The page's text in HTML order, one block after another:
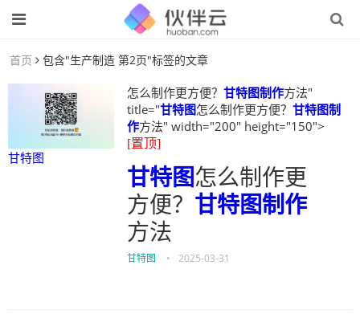
首页 包含"生产制造 第2页"标签的文章
甘特图
怎么制作更方便？ 甘特图制作方法"
title="甘特图怎么制作更方便？ 甘特图制
作方法" width="200" height="150">
[置顶]
甘特图怎么制作更
方便？ 甘特图制作
方法
甘特图 • 2025-03-31